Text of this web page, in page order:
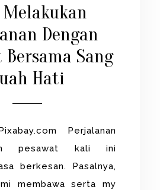
Dengan
Bersama Sang
Hati
Perjalanan
pesawat kali ini
berkesan. Pasalnya,
membawa serta my